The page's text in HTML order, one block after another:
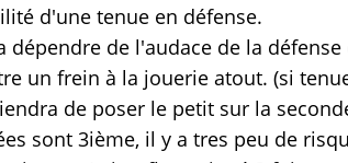
d'une tenue en défense.
dépendre de l'audace de la
un frein à la jouerie atout. (si
de poser le petit sur la
sont 3ième, il y a tres peu de